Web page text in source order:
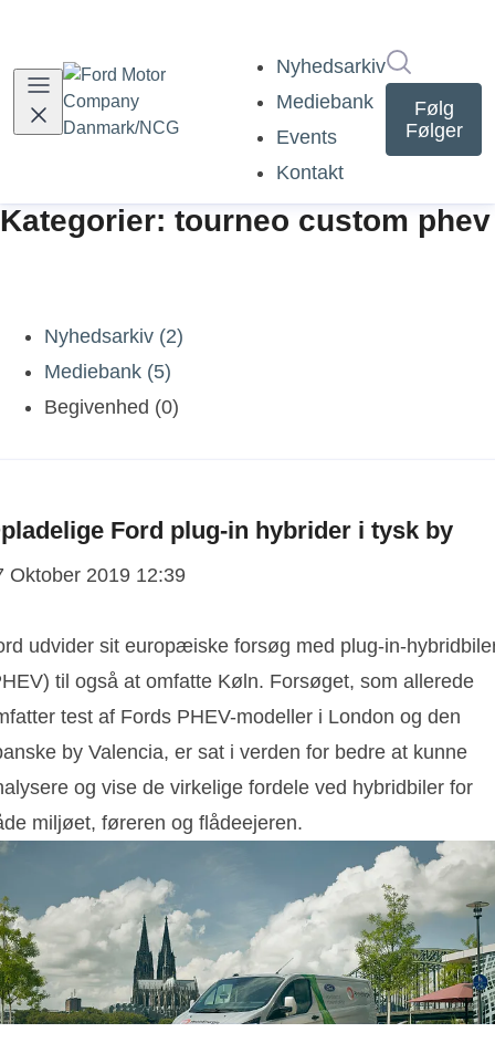
Nyhedsarkiv
Mediebank
Events
Kontakt
Følg
Følger
Kategorier: tourneo custom phev
Nyhedsarkiv (2)
Mediebank (5)
Begivenhed (0)
Ford plug-in hybrider i tysk by
Oktober 2019 12:39
udvider sit europæiske forsøg med plug-in-
til også at omfatte Køln. Forsøget, som allerede
test af Fords PHEV-modeller i London og den
by Valencia, er sat i verden for bedre at kunne
og vise de virkelige fordele ved hybridbiler for
miljøet, føreren og flådeejeren.